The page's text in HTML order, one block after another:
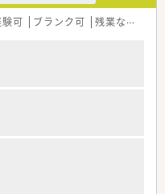
可 ブランク可 残業なし(ほぼなし含む)